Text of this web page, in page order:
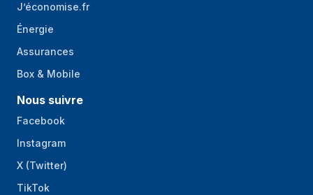
J’économise.fr
Énergie
Assurances
Box & Mobile
Nous suivre
Facebook
Instagram
X (Twitter)
TikTok